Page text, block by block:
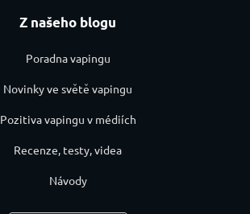
Z našeho blogu
Poradna vapingu
Novinky ve světě vapingu
Pozitiva vapingu v médiích
Recenze, testy, videa
Návody